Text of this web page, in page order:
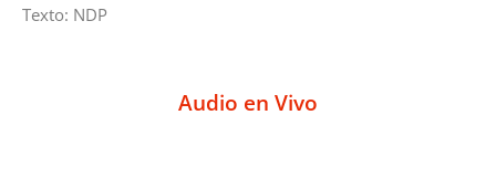
Texto: NDP
Audio en Vivo